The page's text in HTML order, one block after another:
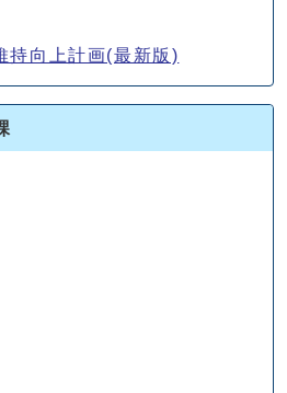
持向上計画(最新版)